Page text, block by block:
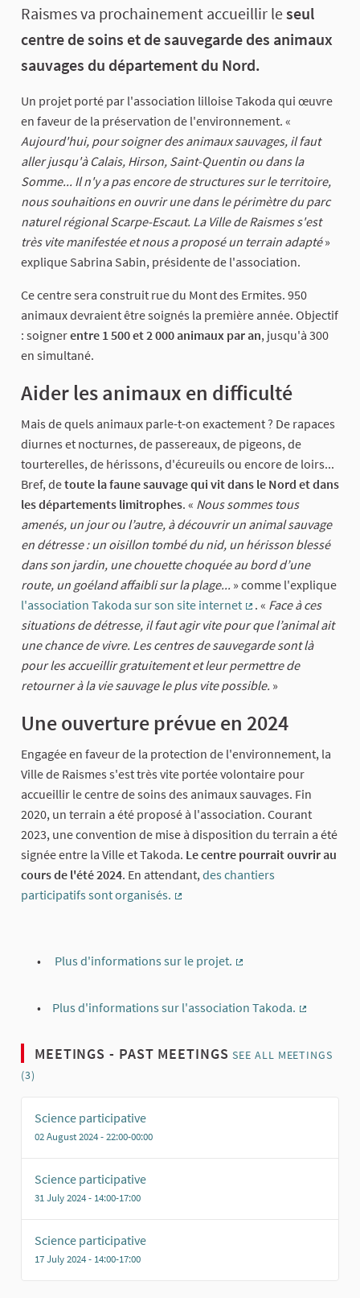
About this process
Raismes va prochainement accueillir leseul
centre de soins et de sauvegarde des animaux
sauvages du département du Nord.
Un projet porté par l'association lilloise Takoda qui œuvre
en faveur de la préservation de l'environnement. «
Aujourd'hui, pour soigner des animaux sauvages, il faut
aller jusqu'à Calais, Hirson, Saint-Quentin ou dans la
Somme... Il n'y a pas encore de structures sur le territoire,
nous souhaitions en ouvrir une dans le périmètre du parc
naturel régional Scarpe-Escaut. La Ville de Raismes s'est
très vite manifestée et nous a proposé un terrain adapté»
explique Sabrina Sabin, présidente de l'association.
Ce centre sera construit rue du Mont des Ermites. 950
animaux devraient être soignés la première année. Objectif
: soignerentre 1 500 et 2 000 animaux par an, jusqu'à 300
en simultané.
Aider les animaux en difficulté
Mais de quels animaux parle-t-on exactement ? De rapaces
diurnes et nocturnes, de passereaux, de pigeons, de
tourterelles, de hérissons, d'écureuils ou encore de loirs...
Bref, detoute la faune sauvage qui vit dans le Nord et dans
les départements limitrophes. « Nous sommes tous
amenés, un jour ou l’autre, à découvrir un animal sauvage
en détresse : un oisillon tombé du nid, un hérisson blessé
dans son jardin, une chouette choquée au bord d’une
route, un goéland affaibli sur la plage... » comme l'explique
l'association Takoda sur son site internet
(External link)
. « Face à ces
situations de détresse, il faut agir vite pour que l’animal ait
une chance de vivre. Les centres de sauvegarde sont là
pour les accueillir gratuitement et leur permettre de
retourner à la vie sauvage le plus vite possible. »
Une ouverture prévue en 2024
Engagée en faveur de la protection de l'environnement, la
Ville de Raismes s'est très vite portée volontaire pour
accueillir le centre de soins des animaux sauvages. Fin
2020, un terrain a été proposé à l'association. Courant
2023, une convention de mise à disposition du terrain a été
signée entre la Ville et Takoda. Le centre pourrait ouvrir au
cours de l'été 2024. En attendant,des chantiers
participatifs sont organisés.
Plus d'informations sur le projet.
Plus d'informations sur l'association Takoda.
MEETINGS - PAST MEETINGSSEE ALL MEETINGS
(3)
Science participative
02 August 2024 - 22:00-00:00
Science participative
31 July 2024 - 14:00-17:00
Science participative
17 July 2024 - 14:00-17:00